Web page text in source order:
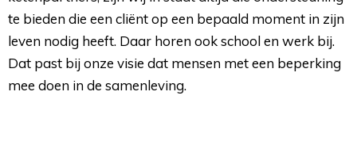
te bieden die een cliënt op een bepaald moment in zijn
leven nodig heeft. Daar horen ook school en werk bij.
Dat past bij onze visie dat mensen met een beperking
mee doen in de samenleving.